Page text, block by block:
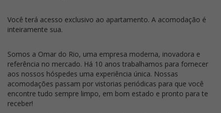
Você terá acesso exclusivo ao apartamento. A acomodação é
inteiramente sua.
Somos a Omar do Rio, uma empresa moderna, inovadora e
referência no mercado. Há 10 anos trabalhamos para fornecer
aos nossos hóspedes uma experiência única. Nossas
acomodações passam por vistorias periódicas para que você
encontre tudo sempre limpo, em bom estado e pronto para te
receber!